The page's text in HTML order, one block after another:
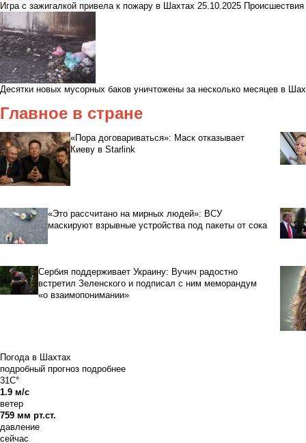
Игра с зажигалкой привела к пожару в Шахтах 25.10.2025 Происшествия
Десятки новых мусорных баков уничтожены за несколько месяцев в
Главное в стране
«Пора договариваться»: Маск отказывает
Киеву в Starlink
«Это рассчитано на мирных людей»: ВСУ
маскируют взрывные устройства под пакеты от сока
Сербия поддерживает Украину: Вучич радостно
встретил Зеленского и подписал с ним меморандум
«о взаимопонимании»
Погода в Шахтах
подробный прогноз подробнее
31C°
1.9 м/с
ветер
759 мм рт.ст.
давление
сейчас